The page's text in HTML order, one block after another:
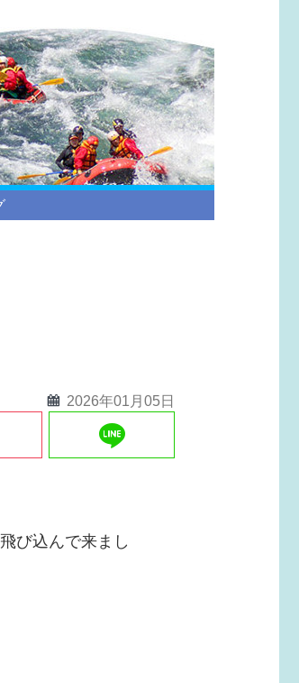
calendar 2026年01月05日
line
び込んで来まし